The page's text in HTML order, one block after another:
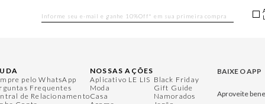
pelo WhatsApp
Frequentes
de Relacionamento
NOSSAS AÇÕES
Aplicativo LE LIS
Moda
Casa
Black Friday
Gift Guide
Namorados
BAIXE O APP
Aproveite